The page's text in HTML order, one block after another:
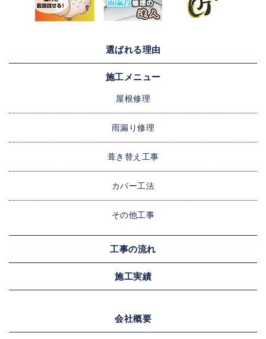
選ばれる理由
施工メニュー
屋根修理
雨漏り修理
葺き替え工事
カバー工法
その他工事
工事の流れ
施工実績
会社概要